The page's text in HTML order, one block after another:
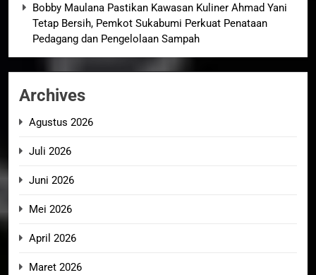
Bobby Maulana Pastikan Kawasan Kuliner Ahmad Yani
Tetap Bersih, Pemkot Sukabumi Perkuat Penataan
Pedagang dan Pengelolaan Sampah
Archives
Agustus 2026
Juli 2026
Juni 2026
Mei 2026
April 2026
Maret 2026